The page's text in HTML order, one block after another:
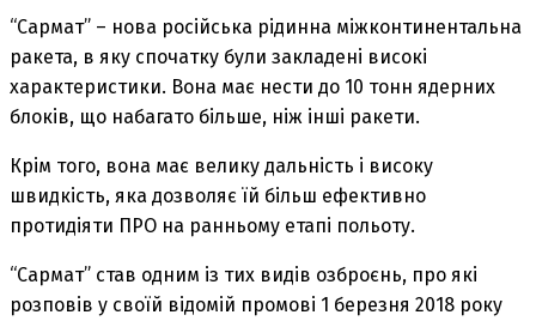
“Сармат” – нова російська рідинна міжконтинентальна
ракета, в яку спочатку були закладені високі
характеристики. Вона має нести до 10 тонн ядерних
блоків, що набагато більше, ніж інші ракети.
Крім того, вона має велику дальність і високу
швидкість, яка дозволяє їй більш ефективно
протидіяти ПРО на ранньому етапі польоту.
“Сармат” став одним із тих видів озброєнь, про які
розповів у своїй відомій промові 1 березня 2018 року